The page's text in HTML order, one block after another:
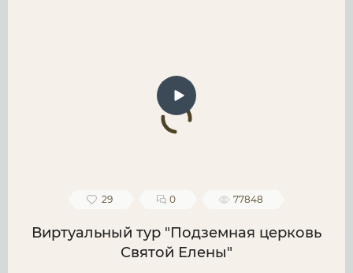
29 0 77848
Виртуальный тур "Подземная церковь
Святой Елены"